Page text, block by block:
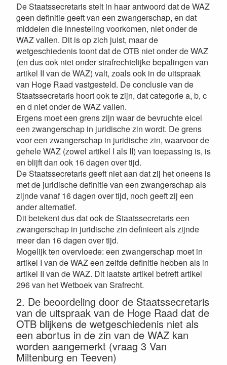
De Staatssecretaris stelt in haar antwoord dat de WAZ
geen definitie geeft van een zwangerschap, en dat
middelen die innesteling voorkomen, niet onder de
WAZ vallen. Dit is op zich juist, maar de
wetgeschiedenis toont dat de OTB niet onder de WAZ
(en dus ook niet onder strafrechtelijke bepalingen van
artikel II van de WAZ) valt, zoals ook in de uitspraak
van Hoge Raad vastgesteld. De conclusie van de
Staatssecretaris hoort ook te zijn, dat categorie a, b, c
en d niet onder de WAZ vallen.
Ergens moet een grens zijn waar de bevruchte eicel
een zwangerschap in juridische zin wordt. De grens
voor een zwangerschap in juridische zin, waarvoor de
gehele WAZ (zowel artikel I als II) van toepassing is, is
en blijft dan ook 16 dagen over tijd.
De Staatssecretaris geeft niet aan dat zij het oneens is
met de juridische definitie van een zwangerschap als
zijnde vanaf 16 dagen over tijd, noch geeft zij een
ander alternatief.
Dit betekent dus dat ook de Staatssecretaris een
zwangerschap in juridische zin definieert als zijnde
meer dan 16 dagen over tijd.
Mogelijk ten overvloede: een zwangerschap moet in
artikel I van de WAZ een zelfde definitie hebben als in
artikel II van de WAZ. Dit laatste artikel betreft artikel
296 van het Wetboek van Srafrecht.
2. De beoordeling door de Staatssecretaris
van de uitspraak van de Hoge Raad dat de
OTB blijkens de wetgeschiedenis niet als
een abortus in de zin van de WAZ kan
worden aangemerkt (vraag 3 Van
Miltenburg en Teeven)